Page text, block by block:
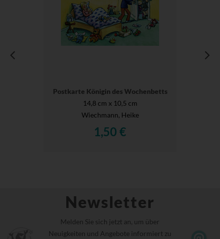
Postkarte Königin des Wochenbetts
14,8 cm x 10,5 cm
Wiechmann, Heike
1,50 €
Newsletter
Melden Sie sich jetzt an, um über
Neuigkeiten und Angebote informiert zu